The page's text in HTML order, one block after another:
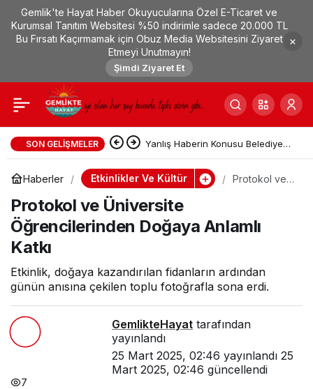
Gemlik'te Hayat Haber Okuyucularına Özel E-Ticaret ve
Kurumsal Tanıtım Websitesi %50 indirimle sadece 20.000 TL
Bu Fırsatı Kaçırmamak için Obuz Media Websitesini Ziyaret
Etmeyi Unutmayın!
Şimdi Ziyaret Et
SON GELIŞMELER Yanlış Haberin Konusu Belediye
Ekiplerince Tespit Edildi
Haberler Etkinlikler Ve Kültür
Protokol ve
Anlamlı Katkı
Protokol ve Üniversite
Öğrencilerinden Doğaya Anlamlı
Katkı
Etkinlik, doğaya kazandırılan fidanların ardından
günün anısına çekilen toplu fotoğrafla sona erdi.
GemlikteHayat tarafından
yayınlandı
25 Mart 2025, 02:46 yayınlandı 25
Mart 2025, 02:46 güncellendi
7
Protokol ve Üniversite
Öğrencilerinden Doğaya
Anlamlı Katkı
0